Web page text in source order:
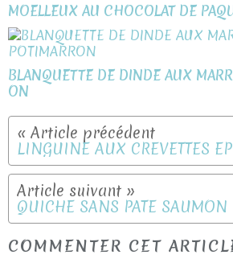
MOELLEUX AU CHOCOLAT DE
BLANQUETTE DE DINDE AUX
ON
COMMENTER CET